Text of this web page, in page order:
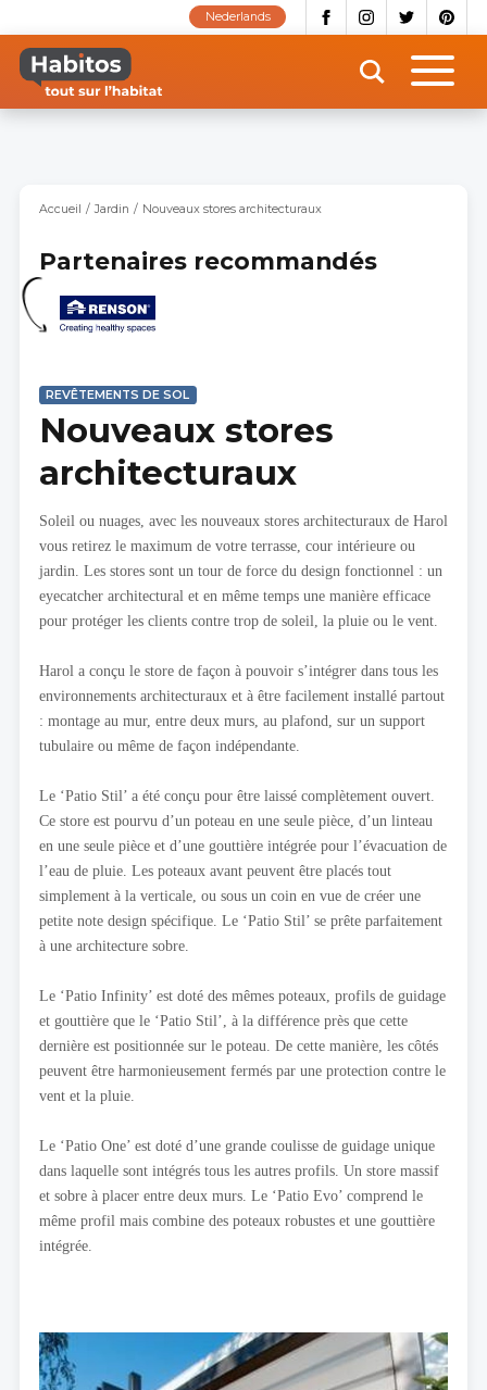
contenu
principal
Nederlands
Accueil Jardin Nouveaux stores architecturaux
Partenaires recommandés
REVÊTEMENTS DE SOL
Nouveaux stores
architecturaux
Soleil ou nuages, avec les nouveaux stores architecturaux de Harol
vous retirez le maximum de votre terrasse, cour intérieure ou
jardin. Les stores sont un tour de force du design fonctionnel : un
eyecatcher architectural et en même temps une manière efficace
pour protéger les clients contre trop de soleil, la pluie ou le vent.
Harol a conçu le store de façon à pouvoir s’intégrer dans tous les
environnements architecturaux et à être facilement installé partout
: montage au mur, entre deux murs, au plafond, sur un support
tubulaire ou même de façon indépendante.
Le ‘Patio Stil’ a été conçu pour être laissé complètement ouvert.
Ce store est pourvu d’un poteau en une seule pièce, d’un linteau
en une seule pièce et d’une gouttière intégrée pour l’évacuation de
l’eau de pluie. Les poteaux avant peuvent être placés tout
simplement à la verticale, ou sous un coin en vue de créer une
petite note design spécifique. Le ‘Patio Stil’ se prête parfaitement
à une architecture sobre.
Le ‘Patio Infinity’ est doté des mêmes poteaux, profils de guidage
et gouttière que le ‘Patio Stil’, à la différence près que cette
dernière est positionnée sur le poteau. De cette manière, les côtés
peuvent être harmonieusement fermés par une protection contre le
vent et la pluie.
Le ‘Patio One’ est doté d’une grande coulisse de guidage unique
dans laquelle sont intégrés tous les autres profils. Un store massif
et sobre à placer entre deux murs. Le ‘Patio Evo’ comprend le
même profil mais combine des poteaux robustes et une gouttière
intégrée.